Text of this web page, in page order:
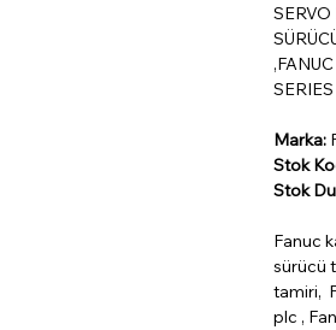
Marka:
Stok
Stok
Fanuc
sürücü
tamiri,
plc ,